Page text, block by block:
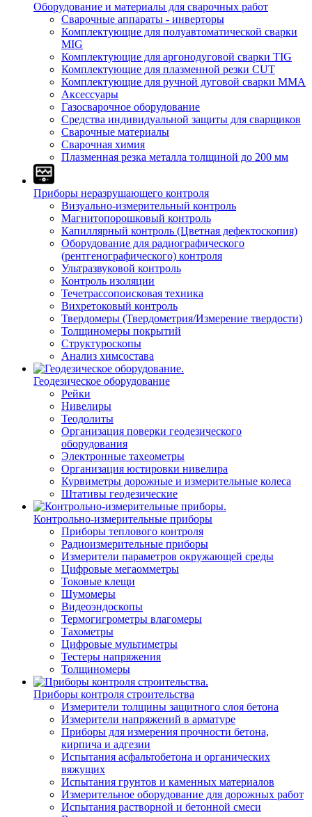
Оборудование и материалы для сварочных работ
Сварочные аппараты - инверторы
Комплектующие для полуавтоматической сварки
MIG
Комплектующие для аргонодуговой сварки TIG
Комплектующие для плазменной резки CUT
Комплектующие для ручной дуговой сварки MMA
Аксессуары
Газосварочное оборудование
Средства индивидуальной защиты для сварщиков
Сварочные материалы
Сварочная химия
Плазменная резка металла толщиной до 200 мм
Приборы неразрушающего контроля
Визуально-измерительный контроль
Магнитопорошковый контроль
Капиллярный контроль (Цветная дефектоскопия)
Оборудование для радиографического
(рентгенографического) контроля
Ультразвуковой контроль
Контроль изоляции
Течетрассопоисковая техника
Вихретоковый контроль
Твердомеры (Твердометрия/Измерение твердости)
Толщиномеры покрытий
Структуроскопы
Анализ химсостава
Геодезическое оборудование
Рейки
Нивелиры
Теодолиты
Организация поверки геодезического
оборудования
Электронные тахеометры
Организация юстировки нивелира
Курвиметры дорожные и измерительные колеса
Штативы геодезические
Контрольно-измерительные приборы
Приборы теплового контроля
Радиоизмерительные приборы
Измерители параметров окружающей среды
Цифровые мегаомметры
Токовые клещи
Шумомеры
Видеоэндоскопы
Термогигрометры влагомеры
Тахометры
Цифровые мультиметры
Тестеры напряжения
Толщиномеры
Приборы контроля строительства
Измерители толщины защитного слоя бетона
Измерители напряжений в арматуре
Приборы для измерения прочности бетона,
кирпича и адгезии
Испытания асфальтобетона и органических
вяжущих
Испытания грунтов и каменных материалов
Измерительное оборудование для дорожных работ
Испытания растворной и бетонной смеси